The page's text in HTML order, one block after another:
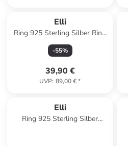
Elli
Ring 925 Sterling Silber Ring
Set in Silber
-55%
39,90 €
UVP: 89,00 €*
Elli
Ring 925 Sterling Silber